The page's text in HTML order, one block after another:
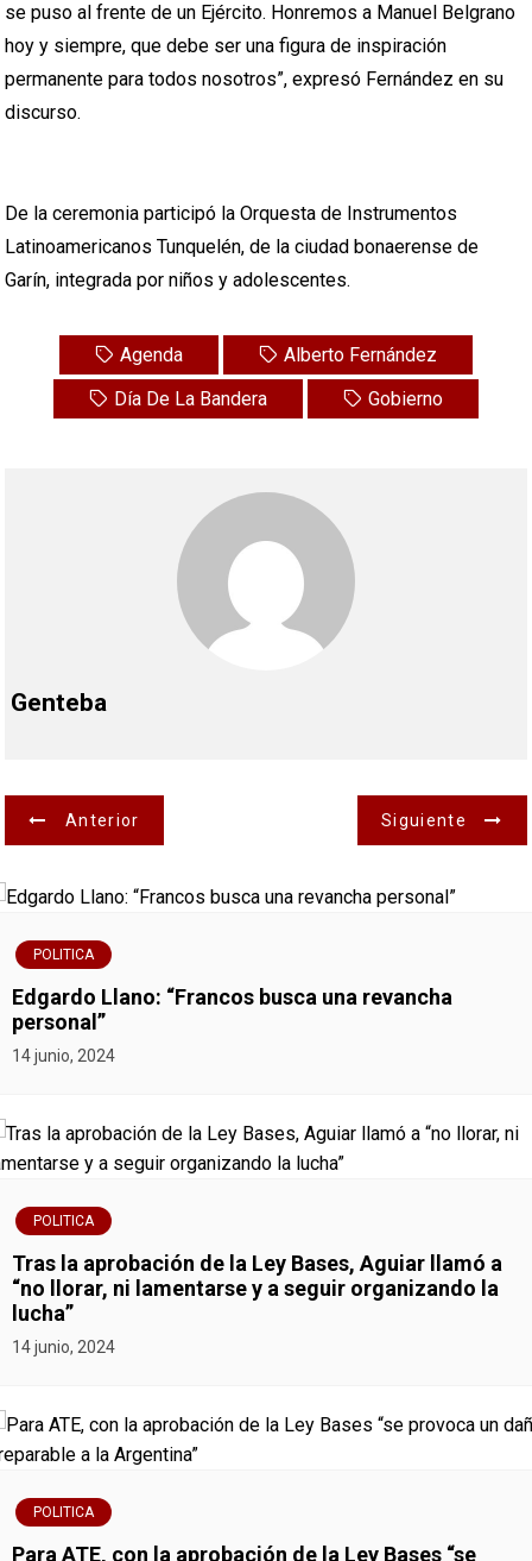
se puso al frente de un Ejército. Honremos a Manuel Belgrano
hoy y siempre, que debe ser una figura de inspiración
permanente para todos nosotros”, expresó Fernández en su
discurso.
De la ceremonia participó la Orquesta de Instrumentos
Latinoamericanos Tunquelén, de la ciudad bonaerense de
Garín, integrada por niños y adolescentes.
Agenda
Alberto Fernández
Día De La Bandera
Gobierno
Genteba
N
a
e
g
a
c
i
ó
n
d
e
t
Anterior Siguiente
POLITICA
Edgardo Llano: “Francos busca una revancha
personal”
14 junio, 2024
POLITICA
Tras la aprobación de la Ley Bases, Aguiar llamó a
“no llorar, ni lamentarse y a seguir organizando la
lucha”
14 junio, 2024
POLITICA
Para ATE, con la aprobación de la Ley Bases “se